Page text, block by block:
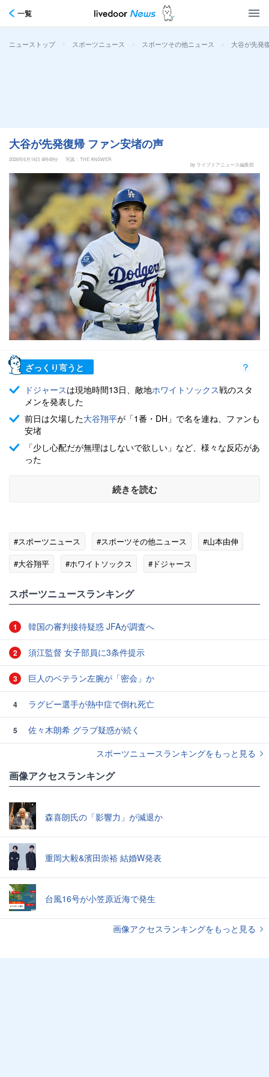
一覧
ニューストップ > スポーツニュース > スポーツその他ニュース > 大谷が先発
大谷が先発復帰 ファン安堵の声
2026年6月14日 4時49分
写真：THE ANSWER
by ライブドアニュース編集部
ざっくり言うと
ドジャースは現地時間13日、敵地ホワイトソックス戦のスタ
メンを発表した
前日は欠場した大谷翔平が「1番・DH」で名を連ね、ファンも
安堵
「少し心配だが無理はしないで欲しい」など、様々な反応があ
った
続きを読む
#スポーツニュース #スポーツその他ニュース
#山本由伸
#大谷翔平
#ホワイトソックス #ドジャース
スポーツニュースランキング
1 韓国の審判接待疑惑 JFAが調査へ
2 須江監督 女子部員に3条件提示
3 巨人のベテラン左腕が「密会」か
4 ラグビー選手が熱中症で倒れ死亡
5
佐々木朗希 グラブ疑惑が続く
スポーツニュースランキングをもっと見る
画像アクセスランキング
森喜朗氏の「影響力」が減退か
重岡大毅&濱田崇裕 結婚W発表
台風16号が小笠原近海で発生
画像アクセスランキングをもっと見る